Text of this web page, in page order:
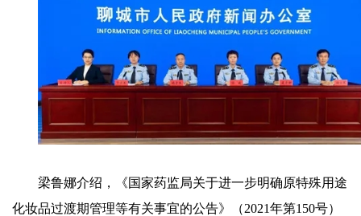
梁鲁娜介绍，《国家药监局关于进一步明确原特殊用途
化妆品过渡期管理等有关事宜的公告》（2021年第150号）